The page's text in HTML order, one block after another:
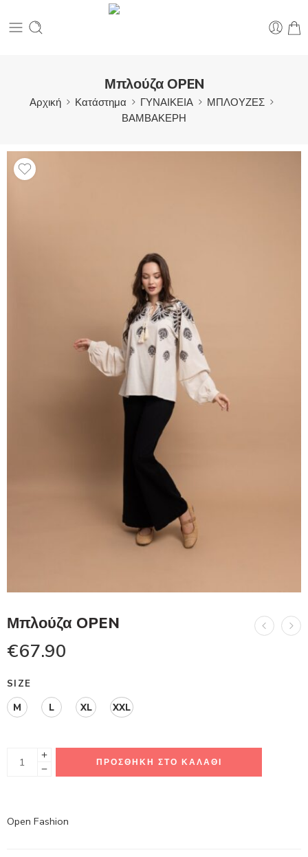
Μπλούζα ΟPEN
Αρχική Κατάστημα ΓΥΝΑΙΚΕΙΑ
ΜΠΛΟΥΖΕΣ
ΒΑΜΒΑΚΕΡΗ
Μπλούζα ΟPEN
€67.90
SIZE
M
L XL XXL
ΠΡΟΣΘΉΚΗ ΣΤΟ ΚΑΛΆΘΙ
Open Fashion